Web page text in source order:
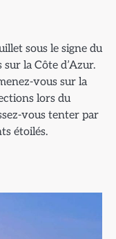
sous le signe du
la Côte d’Azur.
vous sur la
lors du
vous tenter par
étoilés.